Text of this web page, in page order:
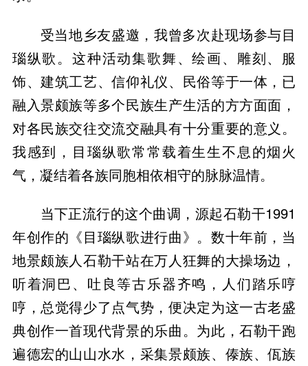
受当地乡友盛邀，我曾多次赴现场参与目
瑙纵歌。这种活动集歌舞、绘画、雕刻、服
饰、建筑工艺、信仰礼仪、民俗等于一体，已
融入景颇族等多个民族生产生活的方方面面，
对各民族交往交流交融具有十分重要的意义。
我感到，目瑙纵歌常常载着生生不息的烟火
气，凝结着各族同胞相依相守的脉脉温情。
当下正流行的这个曲调，源起石勒干1991
年创作的《目瑙纵歌进行曲》。数十年前，当
地景颇族人石勒干站在万人狂舞的大操场边，
听着洞巴、吐良等古乐器齐鸣，人们踏乐哼
哼，总觉得少了点气势，便决定为这一古老盛
典创作一首现代背景的乐曲。为此，石勒干跑
遍德宏的山山水水，采集景颇族、傣族、佤族